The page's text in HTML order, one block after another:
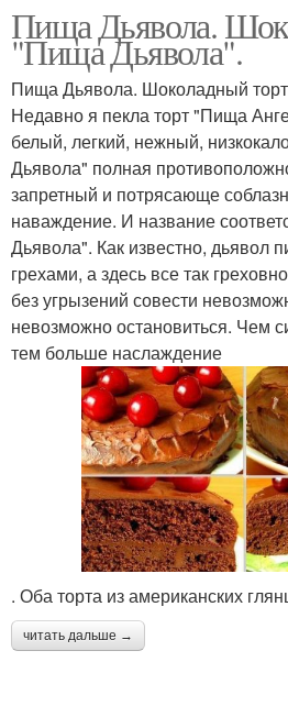
Пища Дьявола.
"Пища Дьявола".
Пища Дьявола. Шоколадный
Недавно я пекла торт "Пища
белый, легкий, нежный,
Дьявола" полная
запретный и потрясающе
наваждение. И название
Дьявола". Как известно, дьявол
грехами, а здесь все так
без угрызений совести
невозможно остановиться. Чем
тем больше наслаждение
. Оба торта из американских
читать дальше →